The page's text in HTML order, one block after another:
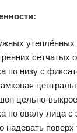
сетчатых
по низу с
цельно-
по овалу лица с
надевать